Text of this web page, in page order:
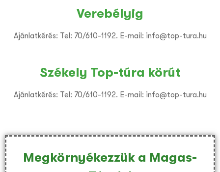
Verebélyig
Ajánlatkérés: Tel: 70/610-1192. E-mail: info@top-tura.hu
Székely Top-túra körút
Ajánlatkérés: Tel: 70/610-1192. E-mail: info@top-tura.hu
Megkörnyékezzük a Magas-